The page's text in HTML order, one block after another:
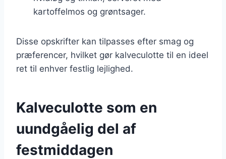
kartoffelmos og grøntsager.
Disse opskrifter kan tilpasses efter smag og
præferencer, hvilket gør kalveculotte til en ideel
ret til enhver festlig lejlighed.
Kalveculotte som en
uundgåelig del af
festmiddagen